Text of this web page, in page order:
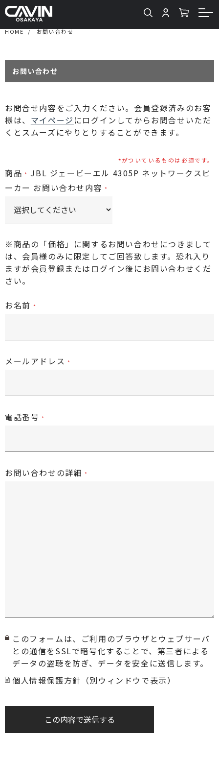
HOME お問い合わせ
お問い合わせ
お問合せ内容をご入力ください。会員登録済みのお客
様は、 マイページ にログインしてからお問合せいただ
くとスムーズにやりとりすることができます。
がついているものは必須です。
商品
JBL ジェービーエル 4305P ネットワークスピ
ーカー お問い合わせ内容
※商品の「価格」に関するお問い合わせにつきまして
は、会員様のみに限定してご回答致します。恐れ入り
ますが会員登録またはログイン後にお問い合わせくだ
さい。
お名前
メールアドレス
電話番号
お問い合わせの詳細
このフォームは、ご利用のブラウザとウェブサーバ
との通信をSSLで暗号化することで、第三者による
データの盗聴を防ぎ、データを安全に送信します。
個人情報保護方針（別ウィンドウで表示）
この内容で送信する